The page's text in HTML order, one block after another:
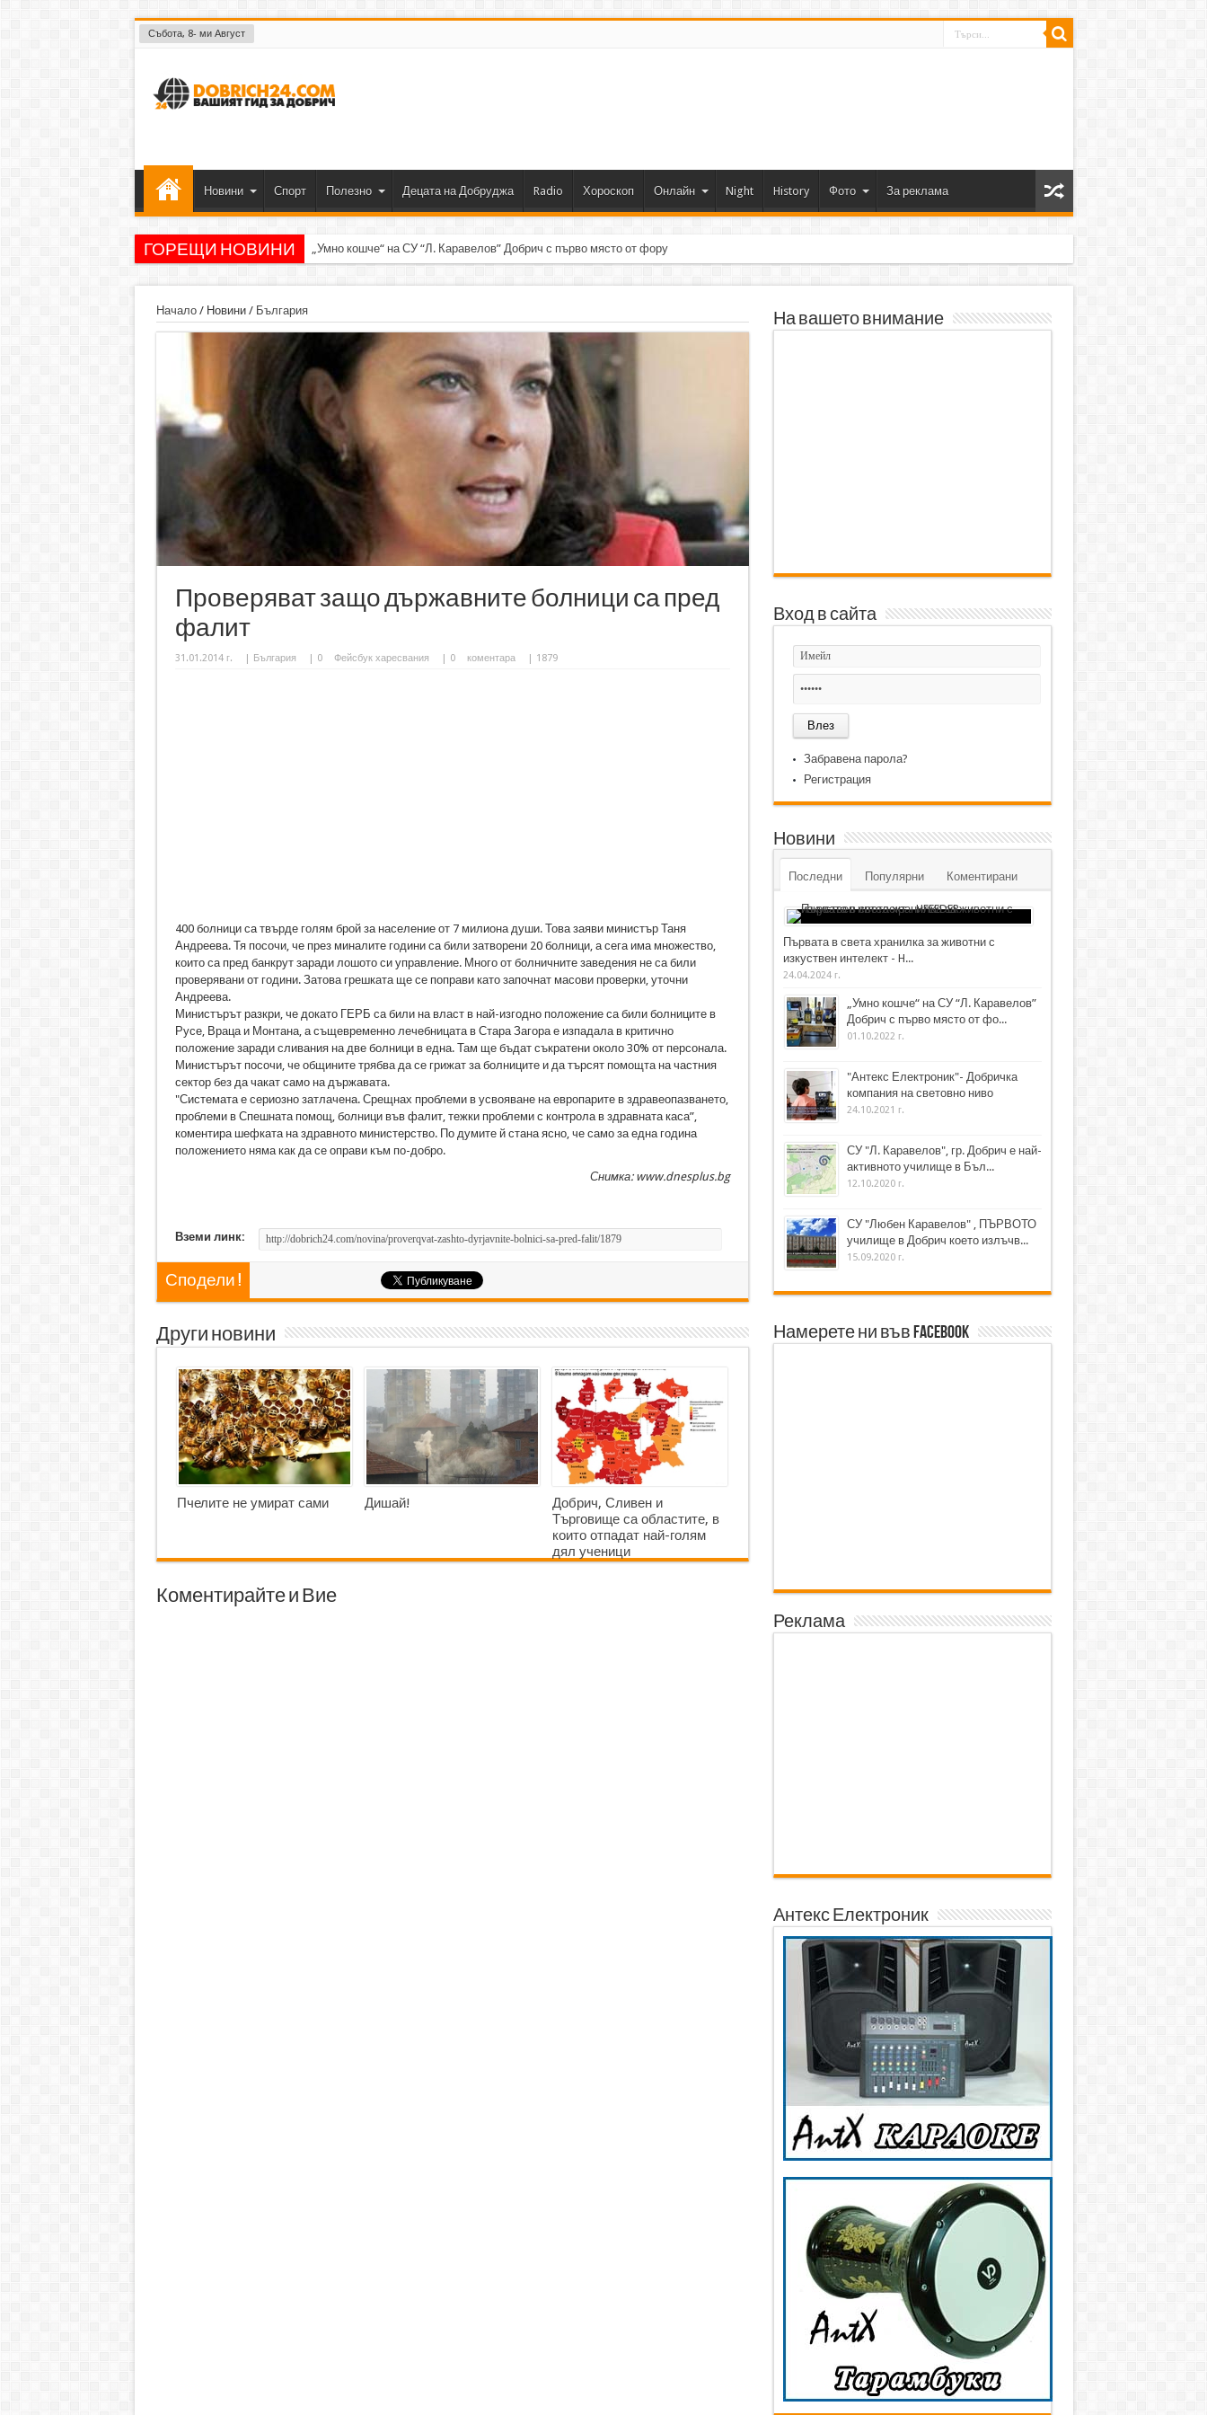
Събота, 8- ми Август
Новини Спорт Полезно Децата на Добруджа Radio Хороскоп Онлайн Night History Фото За реклама
ГОРЕЩИ НОВИНИ „Умно кошче“ на СУ “Л. Каравелов” Добрич с първо място от форум по роботика
Начало/ Новини/ България
Проверяват защо държавните болници са пред
фалит
31.01.2014 г. | България | 0 Фейсбук харесвания | 0 коментара | 1879
400 болници са твърде голям брой за население от 7 милиона души. Това заяви министър Таня
Андреева. Тя посочи, че през миналите години са били затворени 20 болници, а сега има множество,
които са пред банкрут заради лошото си управление. Много от болничните заведения не са били
проверявани от години. Затова грешката ще се поправи като започнат масови проверки, уточни
Андреева.
Министърът разкри, че докато ГЕРБ са били на власт в най-изгодно положение са били болниците в
Русе, Враца и Монтана, а същевременно лечебницата в Стара Загора е изпадала в критично
положение заради сливания на две болници в една. Там ще бъдат съкратени около 30% от персонала.
Министърът посочи, че общините трябва да се грижат за болниците и да търсят помощта на частния
сектор без да чакат само на държавата.
"Системата е сериозно затлачена. Срещнах проблеми в усвояване на европарите в здравеопазването,
проблеми в Спешната помощ, болници във фалит, тежки проблеми с контрола в здравната каса”,
коментира шефката на здравното министерство. По думите й стана ясно, че само за една година
положението няма как да се оправи към по-добро.
Снимка: www.dnesplus.bg
Вземи линк:
Сподели !
Други новини
Пчелите не умират сами Дишай!
Добрич, Сливен и
Търговище са областите, в
които отпадат най-голям
дял ученици
Коментирайте и Вие
На вашето внимание
Вход в сайта
Забравена парола?
Регистрация
Новини
Последни Популярни Коментирани
Първата в света хранилка за животни с
изкуствен интелект - H...
24.04.2024 г.
„Умно кошче“ на СУ “Л. Каравелов”
Добрич с първо място от фо...
01.10.2022 г.
"Антекс Електроник"- Добричка
компания на световно ниво
24.10.2021 г.
СУ "Л. Каравелов", гр. Добрич е най-
активното училище в Бъл...
12.10.2020 г.
СУ "Любен Каравелов" , ПЪРВОТО
училище в Добрич което излъчв...
15.09.2020 г.
Намерете ни във Facebook
Реклама
Антекс Електроник